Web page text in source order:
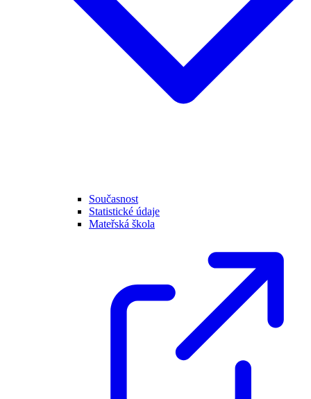
Současnost
Statistické údaje
Mateřská škola